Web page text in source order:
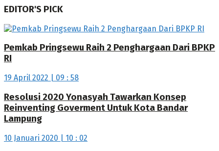
EDITOR'S PICK
Pemkab Pringsewu Raih 2 Penghargaan Dari BPKP
RI
19 April 2022 | 09 : 58
Resolusi 2020 Yonasyah Tawarkan Konsep
Reinventing Goverment Untuk Kota Bandar
Lampung
10 Januari 2020 | 10 : 02